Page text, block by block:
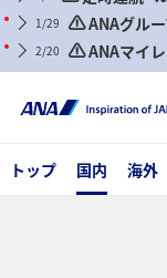
1/29
ANAグル
意ください
2/20
ANAマイ
のお願いとセキュリ
トップ 国内 海外